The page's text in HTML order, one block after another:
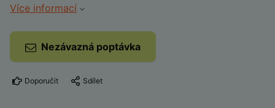
Více informací
Nezávazná poptávka
Doporučit Sdílet